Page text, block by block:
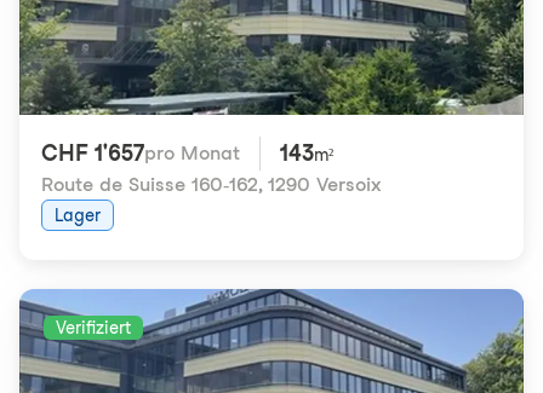
CHF 1'657pro Monat 143m²
Route de Suisse 160-162, 1290 Versoix
Lager
Verifiziert